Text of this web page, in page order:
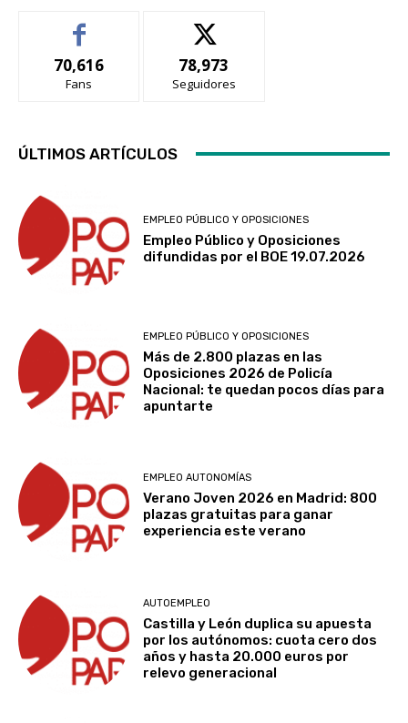
70,616
Fans
78,973
Seguidores
ÚLTIMOS ARTÍCULOS
EMPLEO PÚBLICO Y OPOSICIONES
Empleo Público y Oposiciones
difundidas por el BOE 19.07.2026
EMPLEO PÚBLICO Y OPOSICIONES
Más de 2.800 plazas en las
Oposiciones 2026 de Policía
Nacional: te quedan pocos días para
apuntarte
EMPLEO AUTONOMÍAS
Verano Joven 2026 en Madrid: 800
plazas gratuitas para ganar
experiencia este verano
AUTOEMPLEO
Castilla y León duplica su apuesta
por los autónomos: cuota cero dos
años y hasta 20.000 euros por
relevo generacional